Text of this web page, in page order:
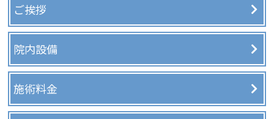
ご挨拶
院内設備
施術料金